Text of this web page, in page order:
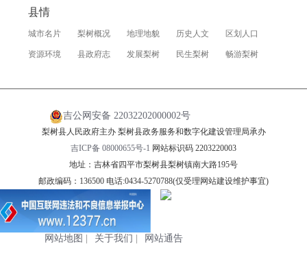
县情
城市名片 梨树概况 地理地貌 历史人文 区划人口
资源环境 县政府志 发展梨树 民生梨树 畅游梨树
吉公网安备 22032202000002号
梨树县人民政府主办 梨树县政务服务和数字化建设管理局承办
吉ICP备 08000655号-1 网站标识码 2203220003
地址：吉林省四平市梨树县梨树镇南大路195号
邮政编码：136500 电话:0434-5270788(仅受理网站建设维护事宜)
网站地图 关于我们 网站通告